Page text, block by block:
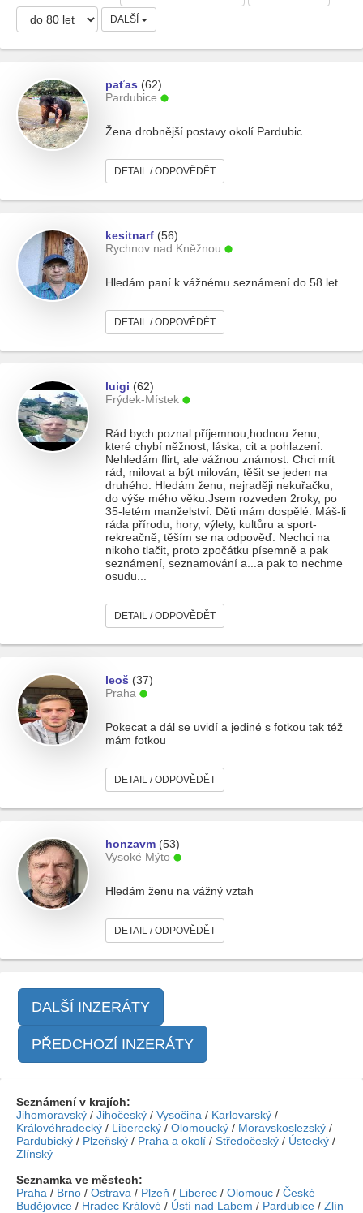
DALŠÍ
paťas (62)
Pardubice
Žena drobnější postavy okolí Pardubic
DETAIL / ODPOVĚDĚT
kesitnarf (56)
Rychnov nad Kněžnou
Hledám paní k vážnému seznámení do 58 let.
DETAIL / ODPOVĚDĚT
luigi (62)
Frýdek-Místek
Rád bych poznal příjemnou,hodnou ženu,
které chybí něžnost, láska, cit a pohlazení.
Nehledám flirt, ale vážnou známost. Chci mít
rád, milovat a být milován, těšit se jeden na
druhého. Hledám ženu, nejraději nekuřačku,
do výše mého věku.Jsem rozveden 2roky, po
35-letém manželství. Děti mám dospělé. Máš-li
ráda přírodu, hory, výlety, kultůru a sport-
rekreačně, těším se na odpověď. Nechci na
nikoho tlačit, proto zpočátku písemně a pak
seznámení, seznamování a...a pak to nechme
osudu...
DETAIL / ODPOVĚDĚT
leoš (37)
Praha
Pokecat a dál se uvidí a jediné s fotkou tak též
mám fotkou
DETAIL / ODPOVĚDĚT
honzavm (53)
Vysoké Mýto
Hledám ženu na vážný vztah
DETAIL / ODPOVĚDĚT
DALŠÍ INZERÁTY
PŘEDCHOZÍ INZERÁTY
Seznámení v krajích:
Jihomoravský / Jihočeský / Vysočina / Karlovarský /
Královéhradecký / Liberecký / Olomoucký / Moravskoslezský /
Pardubický / Plzeňský / Praha a okolí / Středočeský / Ústecký /
Zlínský
Seznamka ve městech:
Praha / Brno / Ostrava / Plzeň / Liberec / Olomouc / České
Budějovice / Hradec Králové / Ústí nad Labem / Pardubice / Zlín